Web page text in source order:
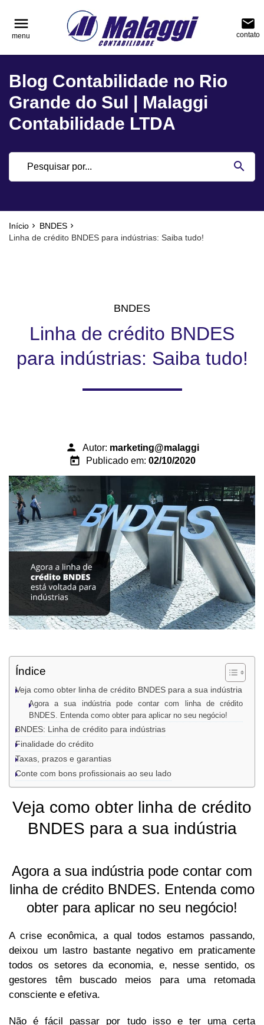
menu
menu
email
contato
Blog Contabilidade no Rio
Grande do Sul | Malaggi
Contabilidade LTDA
search
Início
BNDES
Linha de crédito BNDES para indústrias: Saiba tudo!
reply NAVEGAÇÃO
Blog
Contabilidade
Notícias
reply FALE CONOSCO
phone (51) 3751-0400
location_on
Rua Júlio de Castilhos, nº 983, salas 3 e 4
Encantado - Rio Grande do Sul
BNDES
Linha de crédito BNDES
para indústrias: Saiba tudo!
person Autor: marketing@malaggi
today Publicado em: 02/10/2020
Índice
Veja como obter linha de crédito BNDES para a sua indústria
Agora a sua indústria pode contar com linha de crédito
BNDES. Entenda como obter para aplicar no seu negócio!
BNDES: Linha de crédito para indústrias
Finalidade do crédito
Taxas, prazos e garantias
Conte com bons profissionais ao seu lado
Veja como obter linha de crédito
BNDES para a sua indústria
Agora a sua indústria pode contar com
linha de crédito BNDES. Entenda como
obter para aplicar no seu negócio!
A crise econômica, a qual todos estamos passando,
deixou um lastro bastante negativo em praticamente
todos os setores da economia, e, nesse sentido, os
gestores têm buscado meios para uma retomada
consciente e efetiva.
Não é fácil passar por tudo isso e ter uma certa